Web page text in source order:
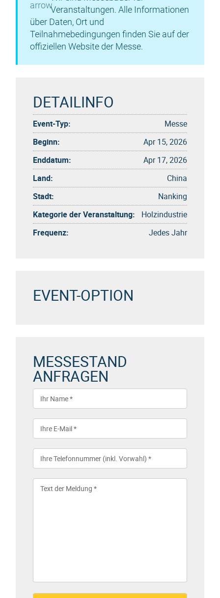
Veranstaltungen. Alle Informationen
über Daten, Ort und
Teilnahmebedingungen finden Sie auf der
offiziellen Website der Messe.
DETAILINFO
Event-Typ:
Messe
Beginn:
Apr 15, 2026
Enddatum:
Apr 17, 2026
Land:
China
Stadt:
Nanking
Kategorie der Veranstaltung:
Holzindustrie
Frequenz:
Jedes Jahr
EVENT-OPTION
MESSESTAND
ANFRAGEN